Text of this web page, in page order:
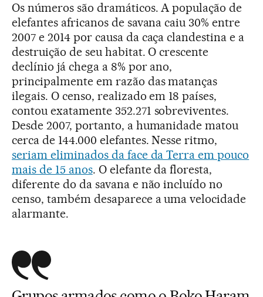
Os números são dramáticos. A população de
elefantes africanos de savana caiu 30% entre
2007 e 2014 por causa da caça clandestina e a
destruição de seu habitat. O crescente
declínio já chega a 8% por ano,
principalmente em razão das matanças
ilegais. O censo, realizado em 18 países,
contou exatamente 352.271 sobreviventes.
Desde 2007, portanto, a humanidade matou
cerca de 144.000 elefantes. Nesse ritmo,
seriam eliminados da face da Terra em pouco
mais de 15 anos. O elefante da floresta,
diferente do da savana e não incluído no
censo, também desaparece a uma velocidade
alarmante.